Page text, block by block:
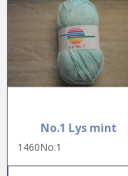
No.1 Lys mint
1460No.1